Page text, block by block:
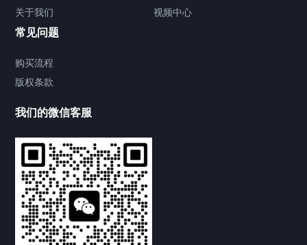
提交您的需求，免费获取产品资料
--亦可拨打我们的24小时服务咨询热线--
关于我们
视频中心
常见问题
购买流程
版权条款
我们的微信客服